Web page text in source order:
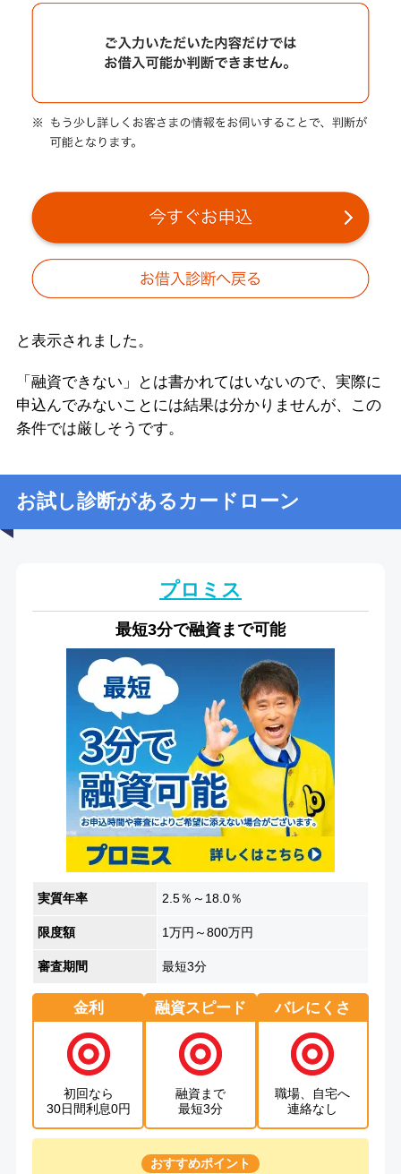
と表示されました。
「融資できない」とは書かれてはいないので、実際に
申込んでみないことには結果は分かりませんが、この
条件では厳しそうです。
お試し診断があるカードローン
プロミス
最短3分で融資まで可能
実質年率 2.5％～18.0％
限度額 1万円～800万円
審査期間 最短3分
金利
初回なら
30日間利息0円
融資スピード
融資まで
最短3分
バレにくさ
職場、自宅へ
連絡なし
おすすめポイント